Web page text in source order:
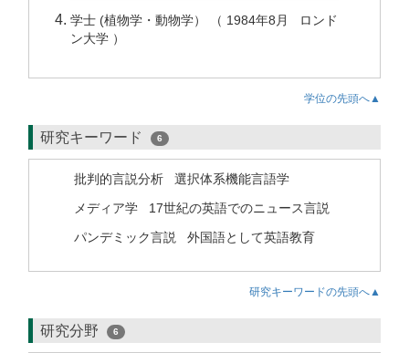
学士 (植物学・動物学） （ 1984年8月 ロンド
ン大学 ）
学位の先頭へ▲
研究キーワード 6
批判的言説分析
選択体系機能言語学
メディア学
17世紀の英語でのニュース言説
パンデミック言説
外国語として英語教育
研究キーワードの先頭へ▲
研究分野 6